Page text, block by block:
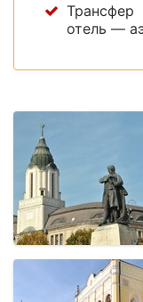
Трансфер
отель —